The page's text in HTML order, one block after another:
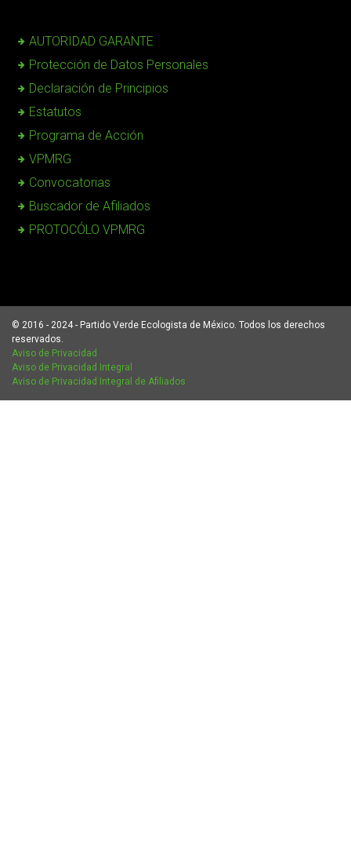
AUTORIDAD GARANTE
Protección de Datos Personales
Declaración de Principios
Estatutos
Programa de Acción
VPMRG
Convocatorias
Buscador de Afiliados
PROTOCÓLO VPMRG
© 2016 - 2024 - Partido Verde Ecologista de México. Todos los derechos
reservados.
Aviso de Privacidad
Aviso de Privacidad Integral
Aviso de Privacidad Integral de Afiliados